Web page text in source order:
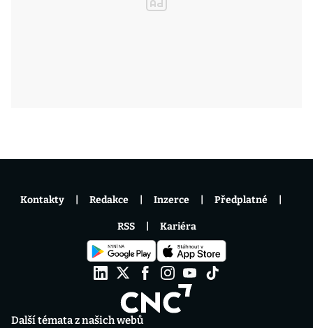
Další témata z našich webů
Kontakty Redakce Inzerce Předplatné
RSS Kariéra